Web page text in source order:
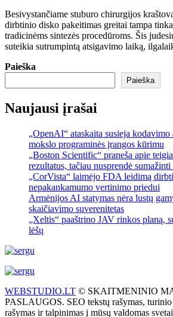
Besivystančiame stuburo chirurgijos
dirbtinio disko pakeitimas greitai tampa
tradicinėms sintezės procedūroms. Šis
suteikia sutrumpintą atsigavimo laiką,
Paieška
Paieška
Naujausi įrašai
„OpenAI“ ataskaita susieja kodavimo
mokslo programinės įrangos kūrimu
„Boston Scientific“ praneša apie
rezultatus, tačiau nusprendė
„CorVista“ laimėjo FDA leidimą
nepakankamumo vertinimo priedui
Armėnijos AI statymas nėra lustų
skaičiavimo suverenitetas
„Xeltis“ paaštrino JAV rinkos planą,
lėšų
WEBSTUDIO.LT © SKAITMENINIO
PASLAUGOS. SEO tekstų rašymas, turinio
rašymas ir talpinimas į mūsų valdomas